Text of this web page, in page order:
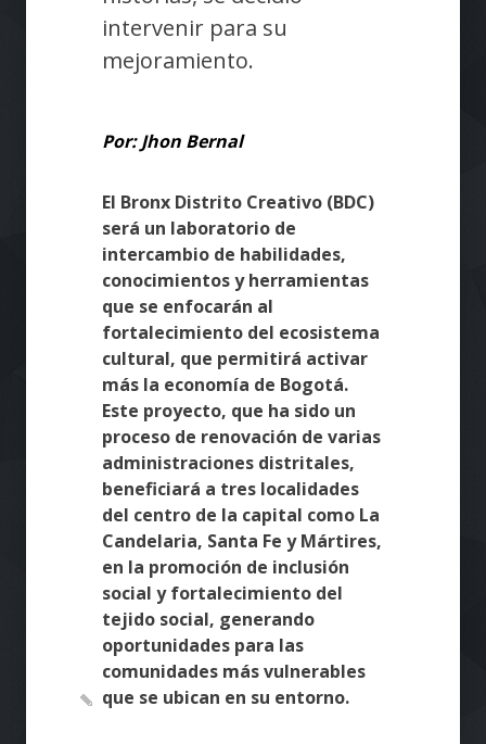
intervenir para su
mejoramiento.
Por: Jhon Bernal
El Bronx Distrito Creativo (BDC)
será un laboratorio de
intercambio de habilidades,
conocimientos y herramientas
que se enfocarán al
fortalecimiento del ecosistema
cultural, que permitirá activar
más la economía de Bogotá.
Este proyecto, que ha sido un
proceso de renovación de varias
administraciones distritales,
beneficiará a tres localidades
del centro de la capital como La
Candelaria, Santa Fe y Mártires,
en la promoción de inclusión
social y fortalecimiento del
tejido social, generando
oportunidades para las
comunidades más vulnerables
que se ubican en su entorno.